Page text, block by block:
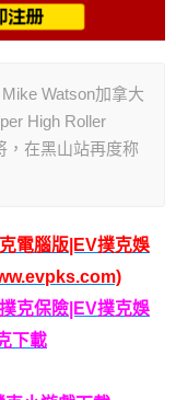
Watson加拿大
High Roller
，在黑山站再度称
電腦版|EV撲克娛
克保險|EV撲克娛
下載